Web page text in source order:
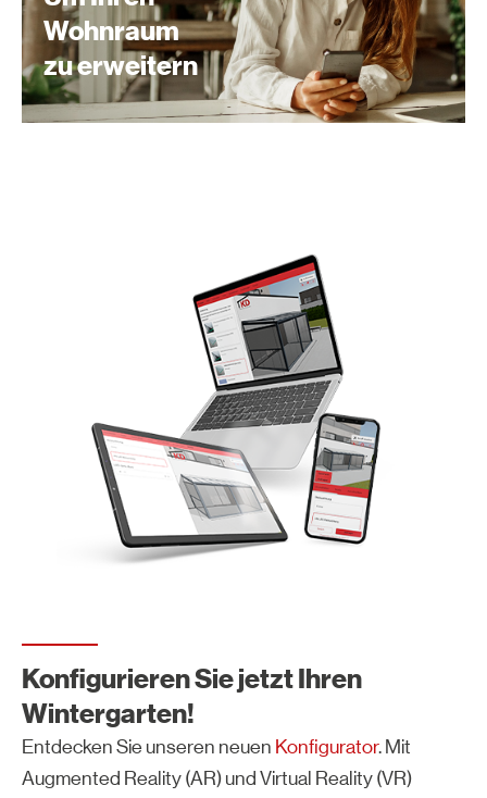
Wohnraum
zu erweitern
Konfigurieren Sie jetzt Ihren
Wintergarten!
Entdecken Sie unseren neuen Konfigurator. Mit
Augmented Reality (AR) und Virtual Reality (VR)